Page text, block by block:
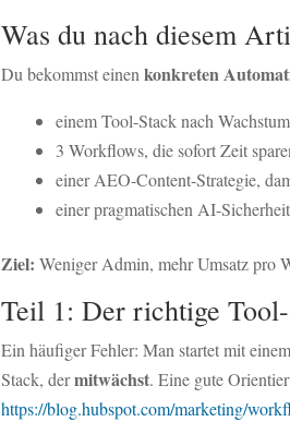
Was du nach diesem
Du bekommst einen konkreten
einem Tool-Stack nach
3 Workflows, die sofort Zeit
einer AEO-Content-Strategie,
einer pragmatischen AI-
Ziel: Weniger Admin, mehr Umsatz pro
Teil 1: Der richtige
Ein häufiger Fehler: Man startet mit
Stack, dermitwächst. Eine gute
https://blog.hubspot.com/marketing/